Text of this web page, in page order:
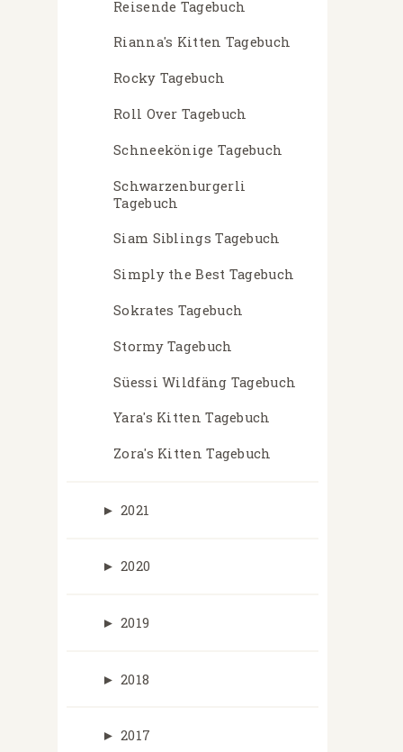
Reisende Tagebuch
Rianna's Kitten Tagebuch
Rocky Tagebuch
Roll Over Tagebuch
Schneekönige Tagebuch
Schwarzenburgerli
Tagebuch
Siam Siblings Tagebuch
Simply the Best Tagebuch
Sokrates Tagebuch
Stormy Tagebuch
Süessi Wildfäng Tagebuch
Yara's Kitten Tagebuch
Zora's Kitten Tagebuch
► 2021
► 2020
► 2019
► 2018
► 2017